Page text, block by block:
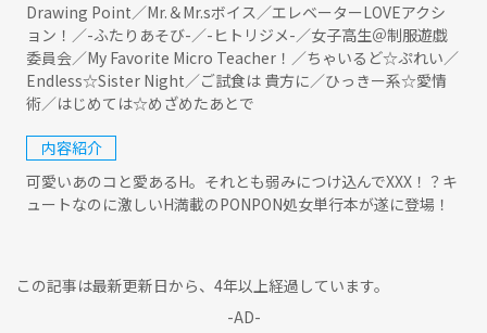
Drawing Point／Mr.＆Mr.sボイス／エレベーターLOVEアクシ
ョン！／-ふたりあそび-／-ヒトリジメ-／女子高生＠制服遊戯
委員会／My Favorite Micro Teacher！／ちゃいるど☆ぷれい／
Endless☆Sister Night／ご試食は 貴方に／ひっきー系☆愛情
術／はじめては☆めざめたあとで
内容紹介
可愛いあのコと愛あるH。それとも弱みにつけ込んでXXX！？キ
ュートなのに激しいH満載のPONPON処女単行本が遂に登場！
この記事は最新更新日から、4年以上経過しています。
-AD-